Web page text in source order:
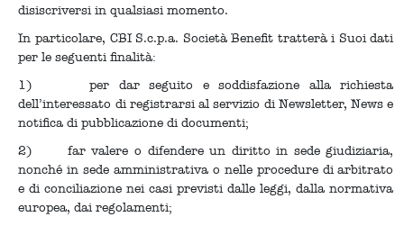
disiscriversi in qualsiasi momento.
In particolare, CBI S.c.p.a. Società Benefit tratterà i Suoi dati
per le seguenti finalità:
1) per dar seguito e soddisfazione alla richiesta
dell’interessato di registrarsi al servizio di Newsletter, News e
notifica di pubblicazione di documenti;
2) far valere o difendere un diritto in sede giudiziaria,
nonché in sede amministrativa o nelle procedure di arbitrato
e di conciliazione nei casi previsti dalle leggi, dalla normativa
europea, dai regolamenti;